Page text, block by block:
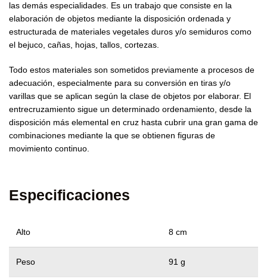
las demás especialidades. Es un trabajo que consiste en la
elaboración de objetos mediante la disposición ordenada y
estructurada de materiales vegetales duros y/o semiduros como
el bejuco, cañas, hojas, tallos, cortezas.
Todo estos materiales son sometidos previamente a procesos de
adecuación, especialmente para su conversión en tiras y/o
varillas que se aplican según la clase de objetos por elaborar. El
entrecruzamiento sigue un determinado ordenamiento, desde la
disposición más elemental en cruz hasta cubrir una gran gama de
combinaciones mediante la que se obtienen figuras de
movimiento continuo.
Especificaciones
Alto 8 cm
Peso 91 g